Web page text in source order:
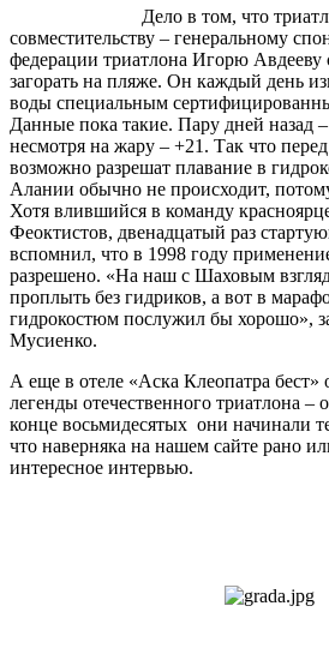
Дело в том, что
совместительству – генеральному
федерации триатлона Игорю Авдееву
загорать на пляже. Он каждый день
воды специальным
Данные пока такие. Пару дней назад –
несмотря на жару – +21. Так что
возможно разрешат плавание в
Алании обычно не происходит,
Хотя влившийся в команду
Феоктистов, двенадцатый раз
вспомнил, что в 1998 году
разрешено. «На наш с Шаховым
проплыть без гидриков, а вот в
гидрокостюм послужил бы хорошо»,
Мусиенко.
А еще в отеле «Аска Клеопатра бест»
легенды отечественного триатлона
конце восьмидесятых они начинали
что наверняка на нашем сайте рано
интересное интервью.